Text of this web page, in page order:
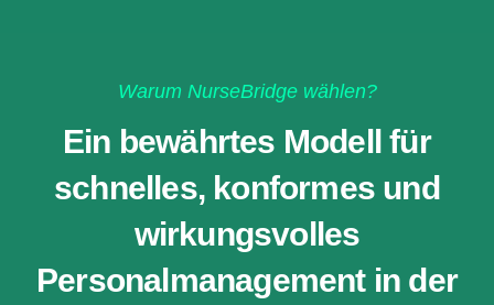
Warum NurseBridge wählen?
Ein bewährtes Modell für
schnelles, konformes und
wirkungsvolles
Personalmanagement in der